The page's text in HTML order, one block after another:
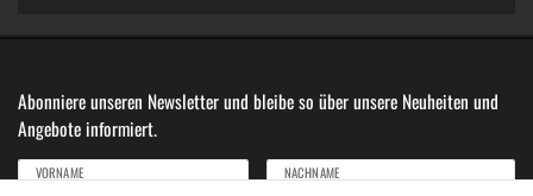
Abonniere unseren Newsletter und bleibe so über unsere Neuheiten und
Angebote informiert.
VORNAME NACHNAME